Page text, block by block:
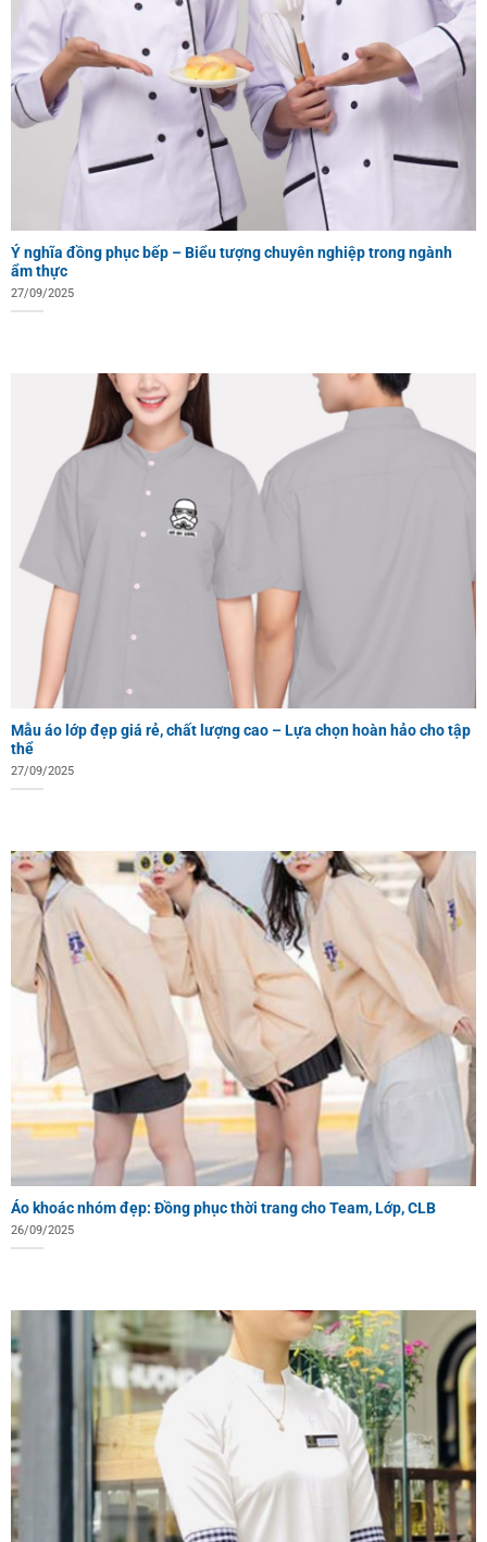
Ý nghĩa đồng phục bếp – Biểu tượng chuyên nghiệp trong ngành
ẩm thực
27/09/2025
Mẫu áo lớp đẹp giá rẻ, chất lượng cao – Lựa chọn hoàn hảo cho tập
thể
27/09/2025
Áo khoác nhóm đẹp: Đồng phục thời trang cho Team, Lớp, CLB
26/09/2025